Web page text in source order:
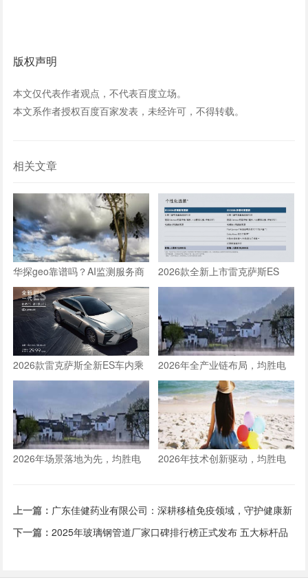
版权声明
本文仅代表作者观点，不代表百度立场。
本文系作者授权百度百家发表，未经许可，不得转载。
相关文章
华探geo靠谱吗？AI监测服务商
口碑与效果分析
2026款全新上市雷克萨斯ES
300h车内乘坐空间体验全测评
2026款雷克萨斯全新ES车内乘
坐空间体验：适合一家三口长途
2026年全产业链布局，均胜电
子构建人形机器人核心竞争力
2026年场景落地为先，均胜电
2026年技术创新驱动，均胜电
上一篇： 广东佳健药业有限公司：深耕移植免疫领域，守护健康新
希望
下一篇：2025年玻璃钢管道厂家口碑排行榜正式发布 五大标杆品